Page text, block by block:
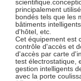
principalement
bondés tels que les
bâtiments
d'hôtel, etc.
Cet équipement est
contrôle d'accès et
d'accès par carte
test électrostatique,
gestion intelligents
avec la porte